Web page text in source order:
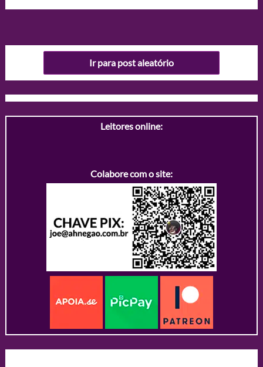
Ir para post aleatório
Leitores online:
Colabore com o site: